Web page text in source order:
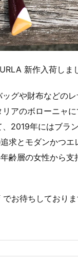
新作入荷しま
グや財布などの
アのボローニャ
2019年にはブラ
求とモダンかつエ
齢層の女性から支
お待ちしておりま